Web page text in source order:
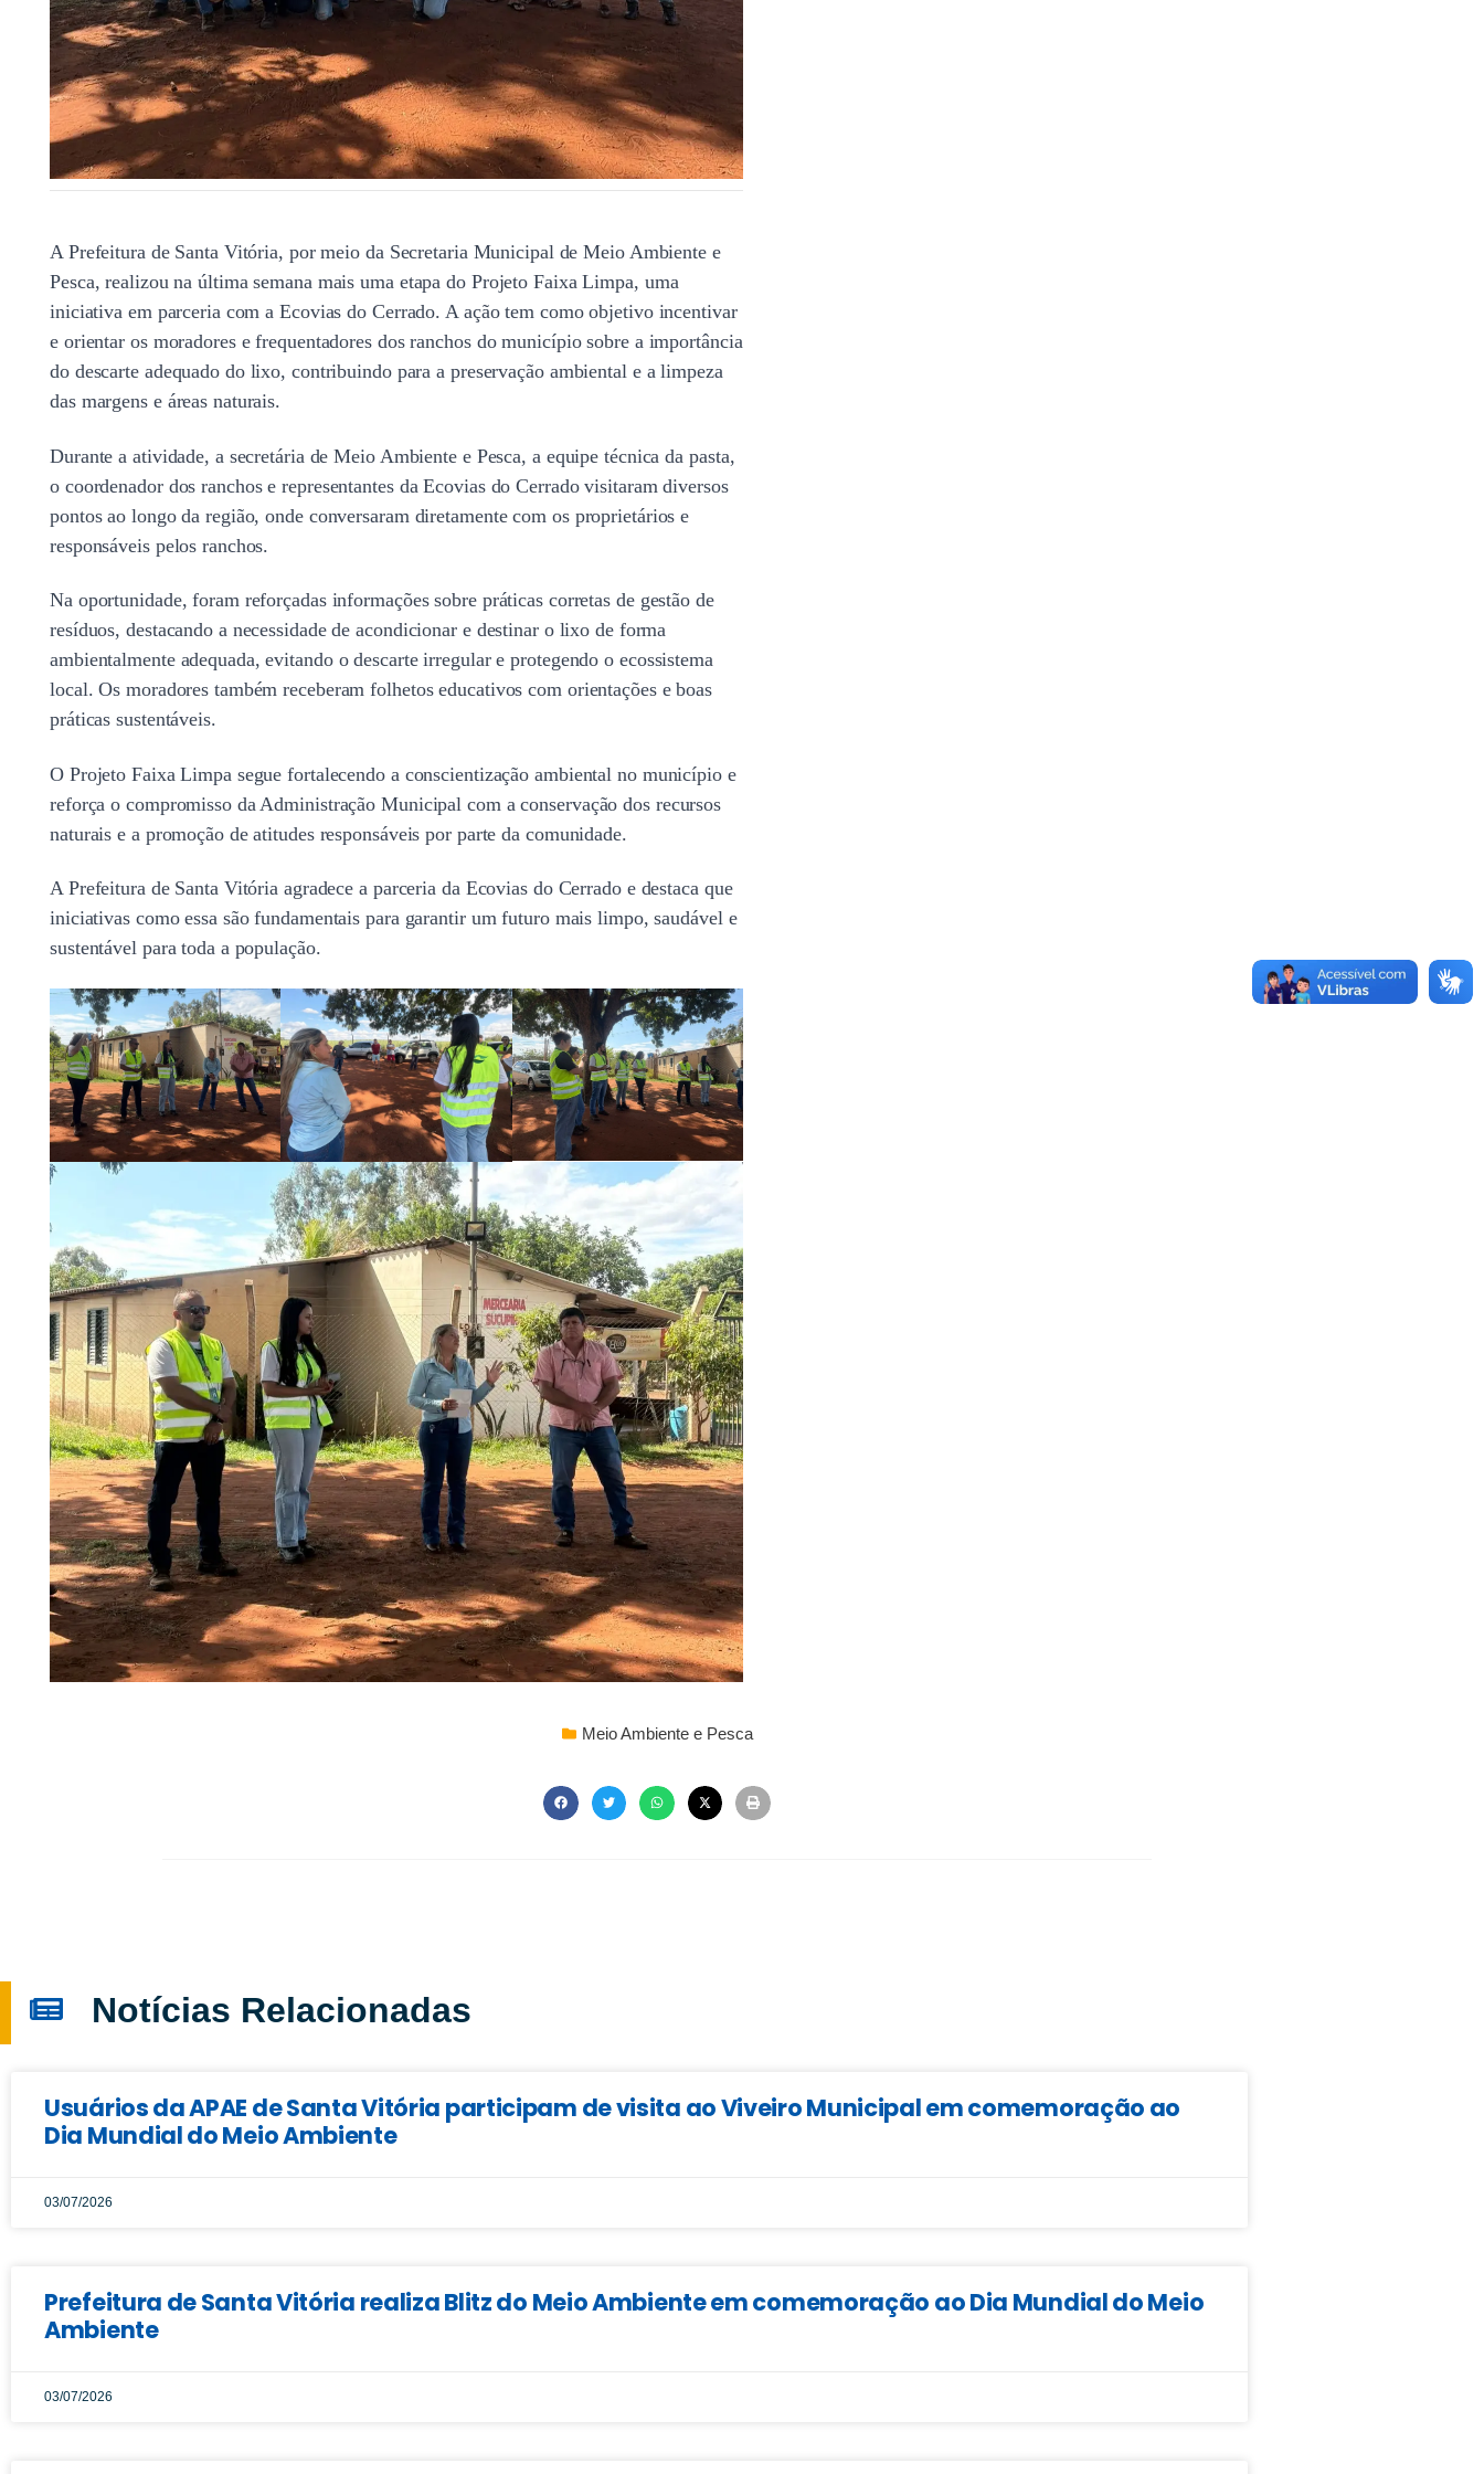
A Prefeitura de Santa Vitória, por meio da Secretaria Municipal de Meio Ambiente e
Pesca, realizou na última semana mais uma etapa do Projeto Faixa Limpa, uma
iniciativa em parceria com a Ecovias do Cerrado. A ação tem como objetivo incentivar
e orientar os moradores e frequentadores dos ranchos do município sobre a importância
do descarte adequado do lixo, contribuindo para a preservação ambiental e a limpeza
das margens e áreas naturais.
Durante a atividade, a secretária de Meio Ambiente e Pesca, a equipe técnica da pasta,
o coordenador dos ranchos e representantes da Ecovias do Cerrado visitaram diversos
pontos ao longo da região, onde conversaram diretamente com os proprietários e
responsáveis pelos ranchos.
Na oportunidade, foram reforçadas informações sobre práticas corretas de gestão de
resíduos, destacando a necessidade de acondicionar e destinar o lixo de forma
ambientalmente adequada, evitando o descarte irregular e protegendo o ecossistema
local. Os moradores também receberam folhetos educativos com orientações e boas
práticas sustentáveis.
O Projeto Faixa Limpa segue fortalecendo a conscientização ambiental no município e
reforça o compromisso da Administração Municipal com a conservação dos recursos
naturais e a promoção de atitudes responsáveis por parte da comunidade.
A Prefeitura de Santa Vitória agradece a parceria da Ecovias do Cerrado e destaca que
iniciativas como essa são fundamentais para garantir um futuro mais limpo, saudável e
sustentável para toda a população.
Meio Ambiente e Pesca
Notícias Relacionadas
Usuários da APAE de Santa Vitória participam de visita ao Viveiro Municipal em comemoração ao
Dia Mundial do Meio Ambiente
03/07/2026
Prefeitura de Santa Vitória realiza Blitz do Meio Ambiente em comemoração ao Dia Mundial do Meio
Ambiente
03/07/2026